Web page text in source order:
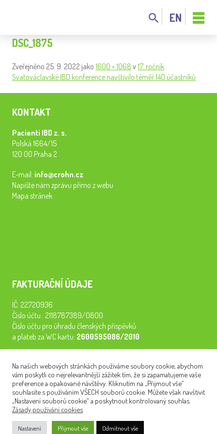
EN
DSC_1875
Zveřejněno 25. 9. 2022 jako 1600 × 1068 v17. ročník
Svatováclavské IBD konference navštívilo téměř 140 účastníků
KONTAKT
Pacienti IBD z. s.
Polská 1664/15
120 00 Praha 2
E-mail: info@crohn.cz
Napište nám zprávu přímo z webu
Mapa stránek
FAKTURAČNÍ ÚDAJE
IČ: 22720936
Číslo účtu.: 2118787389/0800
Číslo účtu pro úhradu členských příspěvků
a plateb za WC kartu: 2600595086/2010
semináře, konferenci, plavbu na lodi a WC kartu. Z peněz
tiskneme odborné publikace pro pacienty.
NEWSLETTER
Na našich webových stránkách používáme soubory cookie, abychom
vám poskytli co nejrelevantnější zážitek tím, že si zapamatujeme vaše
preference a opakované návštěvy. Kliknutím na „Přijmout vše“
souhlasíte s používáním VŠECH souborů cookie. Můžete však navštívit
„Nastavení souborů cookie“ a poskytnout kontrolovaný souhlas.
Zásady používání cookies
Nastavení Přijmout vše Odmítnout vše